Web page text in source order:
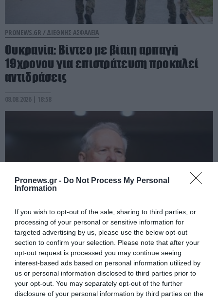
Pronews.gr - Do Not Process My Personal
Information
If you wish to opt-out of the sale, sharing to third parties, or
processing of your personal or sensitive information for
targeted advertising by us, please use the below opt-out
section to confirm your selection. Please note that after your
opt-out request is processed you may continue seeing
interest-based ads based on personal information utilized by
us or personal information disclosed to third parties prior to
your opt-out. You may separately opt-out of the further
disclosure of your personal information by third parties on the
PRONEWS.GR / ΔΙΕΘΝΗΣ ΑΣΦΑΛΕΙΑ
Ουκρανία: Βίντεο με βίαιη αρπαγή
19χρονου για επιστράτευση προκαλεί
αντιδράσεις
08.08.2026 | 18:58
PRONEWS.GR /ΔΙΕΘΝΗΣ ΑΣΦΑΛΕΙΑ
Πεντάγωνο: Κατηγορεί πρώην υπουργό
Αεροπορίας για διαρροή απόρρητων
πληροφοριών